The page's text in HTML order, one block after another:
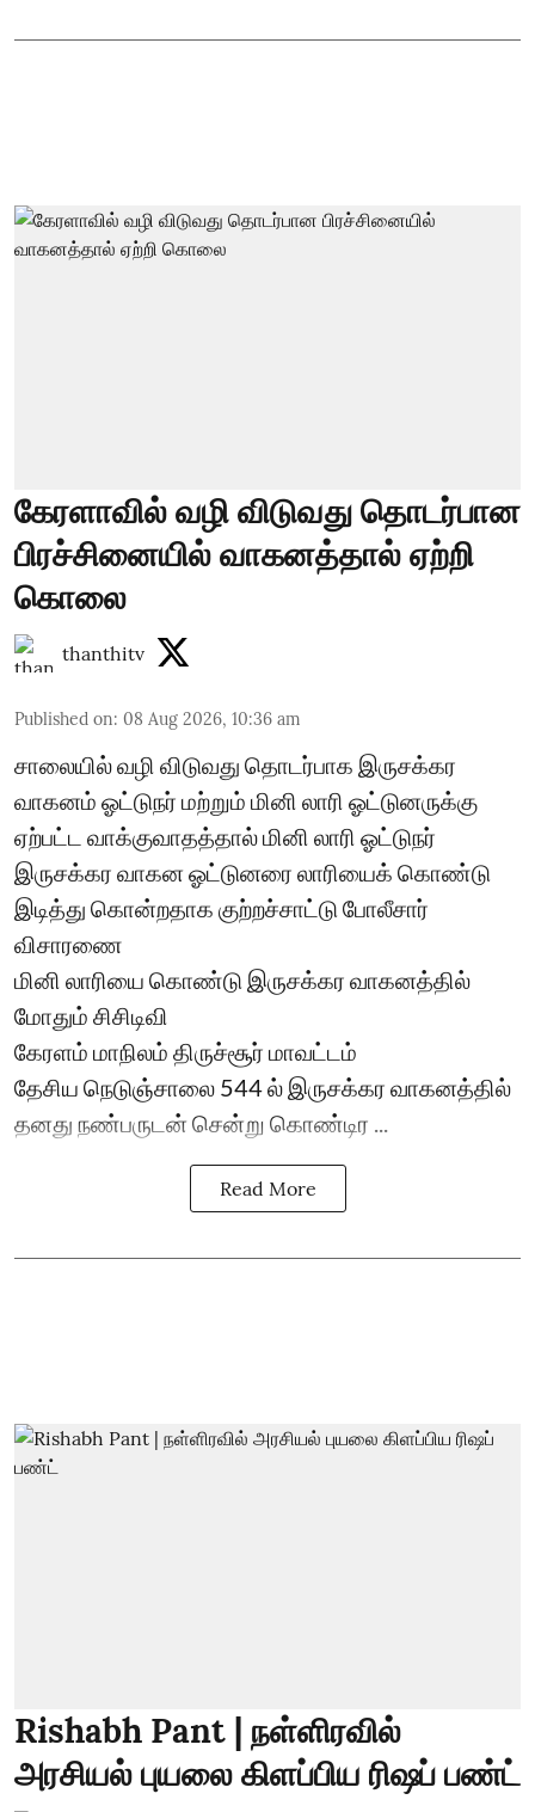
கேரளாவில் வழி விடுவது தொடர்பான
பிரச்சினையில் வாகனத்தால் ஏற்றி
கொலை
thanthitv
Published on: 08 Aug 2026, 10:36 am
சாலையில் வழி விடுவது தொடர்பாக இருசக்கர
வாகனம் ஓட்டுநர் மற்றும் மினி லாரி ஓட்டுனருக்கு
ஏற்பட்ட வாக்குவாதத்தால் மினி லாரி ஓட்டுநர்
இருசக்கர வாகன ஓட்டுனரை லாரியைக் கொண்டு
இடித்து கொன்றதாக குற்றச்சாட்டு போலீசார்
விசாரணை
மினி லாரியை கொண்டு இருசக்கர வாகனத்தில்
மோதும் சிசிடிவி
கேரளம் மாநிலம் திருச்சூர் மாவட்டம்
தேசிய நெடுஞ்சாலை 544 ல் இருசக்கர வாகனத்தில்
தனது நண்பருடன் சென்று கொண்டிர ...
Read More
Rishabh Pant | நள்ளிரவில்
அரசியல் புயலை கிளப்பிய ரிஷப் பண்ட்